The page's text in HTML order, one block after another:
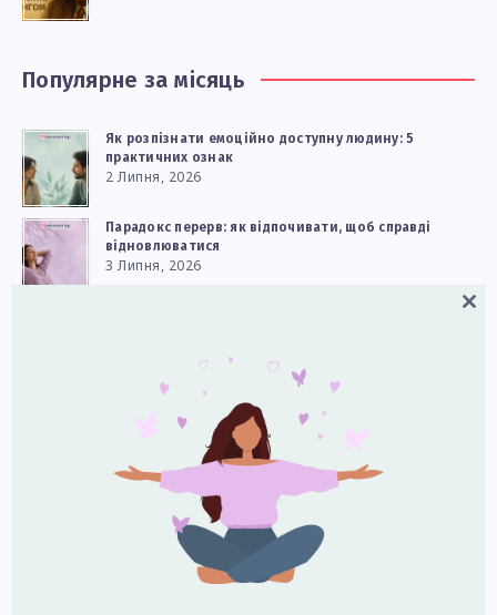
Популярне за місяць
Як розпізнати емоційно доступну людину: 5
практичних ознак
2 Липня, 2026
Парадокс перерв: як відпочивати, щоб справді
відновлюватися
3 Липня, 2026
Чому двоє людей бачать одну й ту саму історію
по‑різному: що каже нейронаука
Чому культура звинувачення стала нормою — і як
зменшити її вплив у стосунках і на роботі
8 Липня, 2026
Close